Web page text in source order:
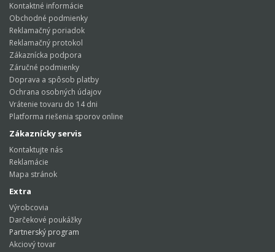
Kontaktné informácie
Obchodné podmienky
Reklamačný poriadok
Reklamačný protokol
Zákaznícka podpora
Záručné podmienky
Doprava a spôsob platby
Ochrana osobných údajov
Vrátenie tovaru do 14 dni
Platforma riešenia sporov online
Zákaznícky servis
Kontaktujte nás
Reklamácie
Mapa stránok
Extra
Výrobcovia
Darčekové poukážky
Partnerský program
Akciový tovar